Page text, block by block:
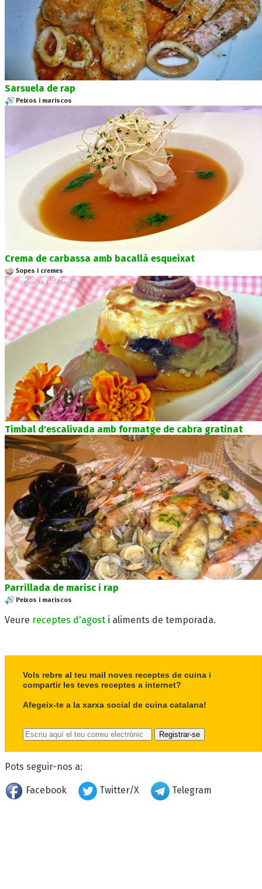
Sarsuela de rap
Peixos i mariscos
Crema de carbassa amb bacallà esqueixat
Sopes i cremes
Timbal d'escalivada amb formatge de cabra gratinat
Parrillada de marisc i rap
Peixos i mariscos
Veure receptes d'agost i aliments de temporada.
Vols rebre al teu mail noves receptes de cuina i
compartir les teves receptes a internet?
Afegeix-te a la xarxa social de cuina catalana!
Pots seguir-nos a:
Facebook Twitter/X Telegram